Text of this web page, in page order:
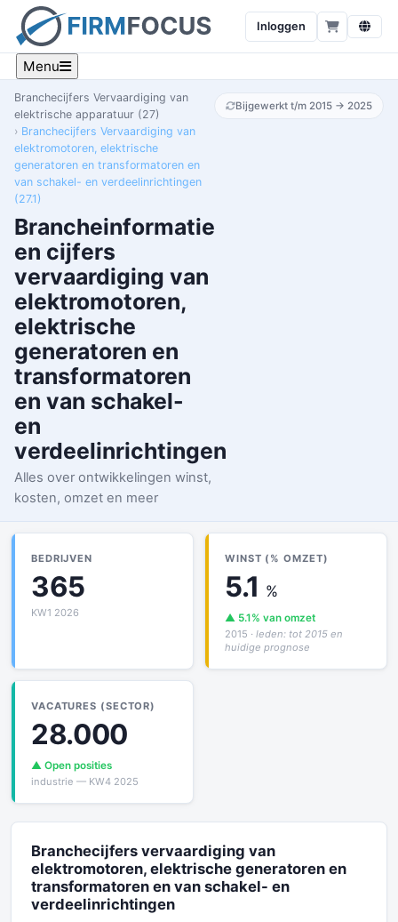
Inloggen
Menu
Branchecijfers Vervaardiging van
elektrische apparatuur (27)
Branchecijfers Vervaardiging van
elektromotoren, elektrische
generatoren en transformatoren en
van schakel- en verdeelinrichtingen
(27.1)
Brancheinformatie
en cijfers
vervaardiging van
elektromotoren,
elektrische
generatoren en
transformatoren
en van schakel-
en
verdeelinrichtingen
Alles over ontwikkelingen winst,
kosten, omzet en meer
Bijgewerkt t/m 2015 → 2025
BEDRIJVEN
365
KW1 2026
WINST (% OMZET)
5.1 %
▲ 5.1% van omzet
2015 · leden: tot 2015 en
huidige prognose
VACATURES (SECTOR)
28.000
▲ Open posities
industrie — KW4 2025
Branchecijfers vervaardiging van
elektromotoren, elektrische generatoren en
transformatoren en van schakel- en
verdeelinrichtingen